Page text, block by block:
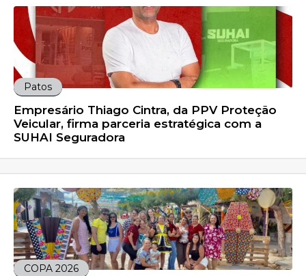
Patos
Empresário Thiago Cintra, da PPV Proteção
Veicular, firma parceria estratégica com a
SUHAI Seguradora
COPA 2026